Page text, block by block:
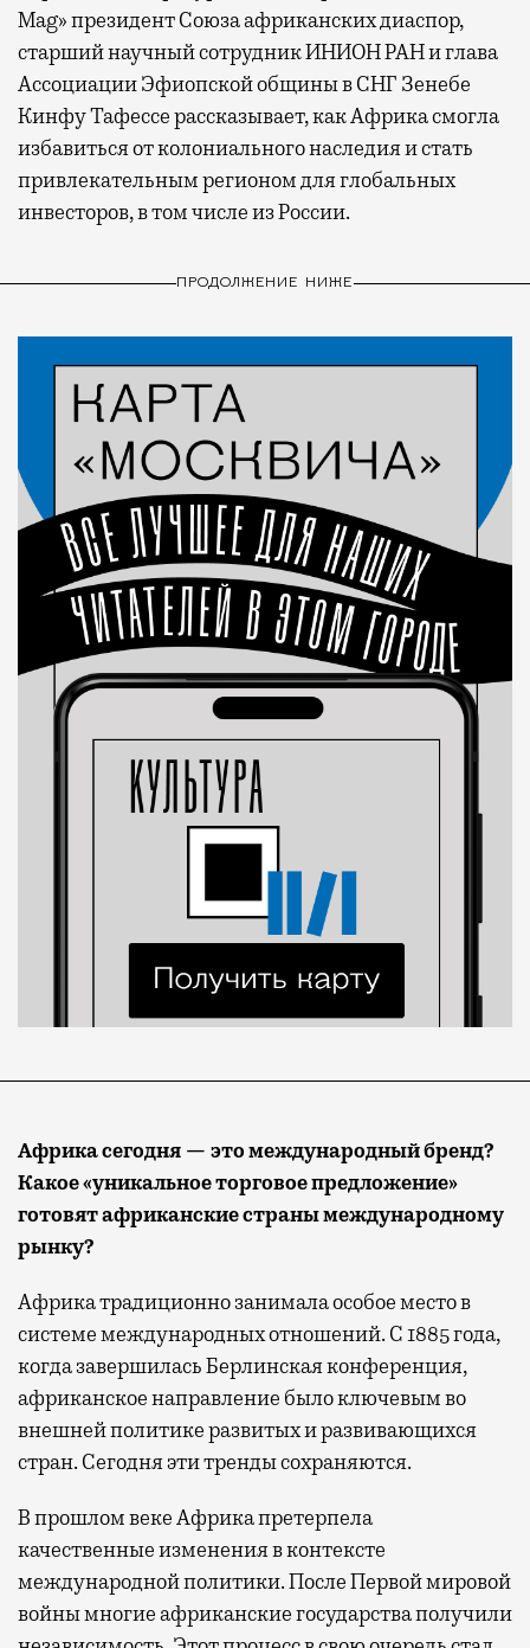
Mag» президент Союза африканских диаспор,
старший научный сотрудник ИНИОН РАН и глава
Ассоциации Эфиопской общины в СНГ Зенебе
Кинфу Тафессе рассказывает, как Африка смогла
избавиться от колониального наследия и стать
привлекательным регионом для глобальных
инвесторов, в том числе из России.
ПРОДОЛЖЕНИЕ НИЖЕ
Африка сегодня — это международный бренд?
Какое «уникальное торговое предложение»
готовят африканские страны международному
рынку?
Африка традиционно занимала особое место в
системе международных отношений. С 1885 года,
когда завершилась Берлинская конференция,
африканское направление было ключевым во
внешней политике развитых и развивающихся
стран. Сегодня эти тренды сохраняются.
В прошлом веке Африка претерпела
качественные изменения в контексте
международной политики. После Первой мировой
войны многие африканские государства получили